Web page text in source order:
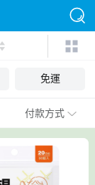
免運
付款方式